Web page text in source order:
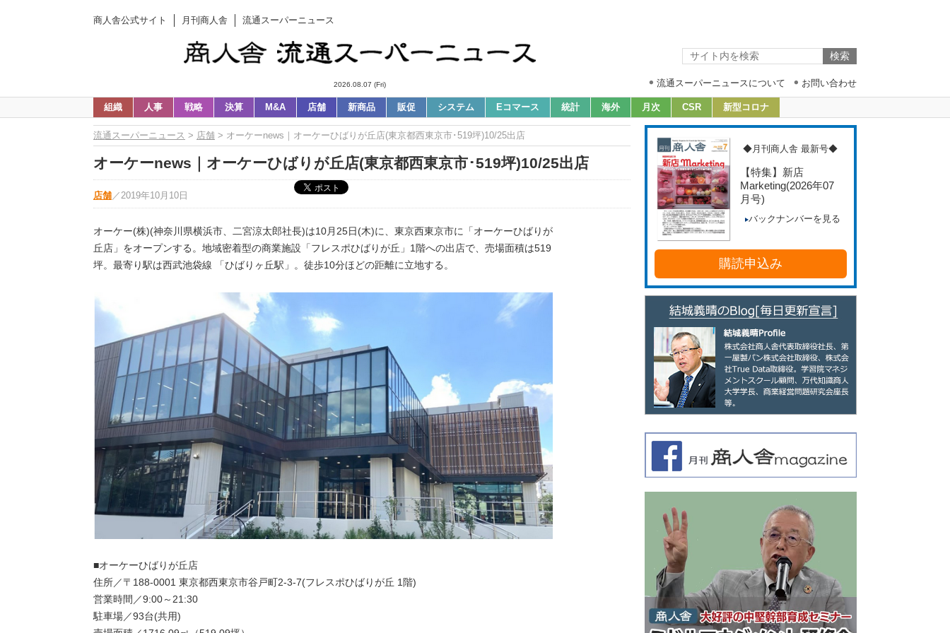
商人舎公式サイト 月刊商人舎 流通スーパーニュース
2026.08.07 (Fri) 流通スーパーニュースについて お問い合わせ
組織 人事 戦略 決算 M&A 店舗 新商品 販促 システム Eコマース 統計 海外 月次 CSR 新型コロナ
流通スーパーニュース > 店舗 > オーケーnews｜オーケーひばりが丘店(東京都西東京市･519坪)10/25出店
オーケーnews｜オーケーひばりが丘店(東京都西東京市･519坪)10/25出店
店舗 ／ 2019年10月10日
オーケー(株)(神奈川県横浜市、二宮涼太郎社長)は10月25日(木)に、東京西東京市に「オーケーひばりが
丘店」をオープンする。地域密着型の商業施設「フレスポひばりが丘」1階への出店で、売場面積は519
坪。最寄り駅は西武池袋線 「ひばりヶ丘駅」。徒歩10分ほどの距離に立地する。
■オーケーひばりが丘店
住所／〒188-0001 東京都西東京市谷戸町2-3-7(フレスポひばりが丘 1階)
営業時間／9:00～21:30
駐車場／93台(共用)
◆月刊商人舎 最新号◆
【特集】新店
Marketing(2026年07
月号)
バックナンバーを見る
購読申込み